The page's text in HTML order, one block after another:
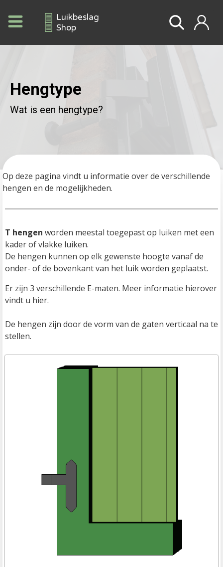
Luikbeslag
Shop
Hengtype
Wat is een hengtype?
Op deze pagina vindt u informatie over de verschillende
hengen en de mogelijkheden.
T hengen worden meestal toegepast op luiken met een
kader of vlakke luiken.
De hengen kunnen op elk gewenste hoogte vanaf de
onder- of de bovenkant van het luik worden geplaatst.
Er zijn 3 verschillende E-maten. Meer informatie hierover
vindt u hier.
De hengen zijn door de vorm van de gaten verticaal na te
stellen.